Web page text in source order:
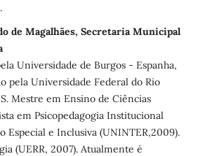
de Magalhães, Secretaria Municipal
Universidade de Burgos - Espanha,
pela Universidade Federal do Rio
Mestre em Ensino de Ciências
em Psicopedagogia Institucional
Especial e Inclusiva (UNINTER,2009).
(UERR, 2007). Atualmente é